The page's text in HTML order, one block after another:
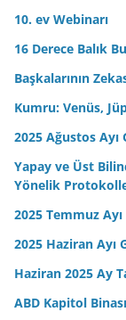
10. ev Webinarı
16 Derece Balık
Başkalarının
Kumru: Venüs,
2025 Ağustos
Yapay ve Üst
Yönelik
2025 Temmuz
2025 Haziran Ayı
Haziran 2025 Ay
ABD Kapitol